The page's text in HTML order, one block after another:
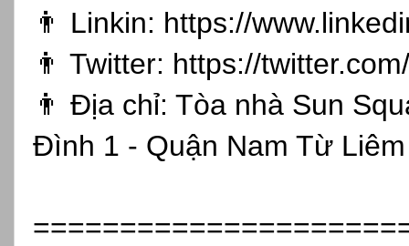
👨 Linkin: https://
👨 Twitter: https://
👨 Địa chỉ: Tòa nhà Sun
Đình 1 - Quận Nam Từ Liêm